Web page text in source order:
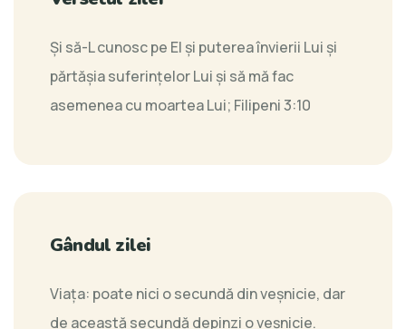
Şi să-L cunosc pe El şi puterea învierii Lui şi
părtăşia suferinţelor Lui şi să mă fac
asemenea cu moartea Lui; Filipeni 3:10
Gândul zilei
Viaţa: poate nici o secundă din veşnicie, dar
de această secundă depinzi o veşnicie.